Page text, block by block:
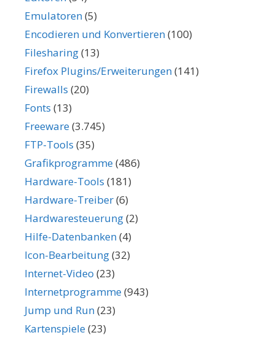
Emulatoren(5)
Encodieren und Konvertieren(100)
Filesharing(13)
Firefox Plugins/Erweiterungen(141)
Firewalls (20)
Fonts (13)
Freeware(3.745)
FTP-Tools (35)
Grafikprogramme(486)
Hardware-Tools (181)
Hardware-Treiber(6)
Hardwaresteuerung(2)
Hilfe-Datenbanken(4)
Icon-Bearbeitung(32)
Internet-Video (23)
Internetprogramme(943)
Jump und Run(23)
Kartenspiele(23)